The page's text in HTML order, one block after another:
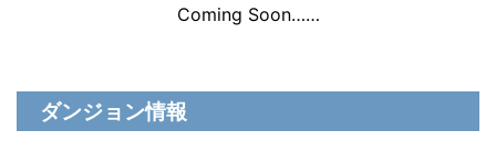
Coming Soon……
ダンジョン情報